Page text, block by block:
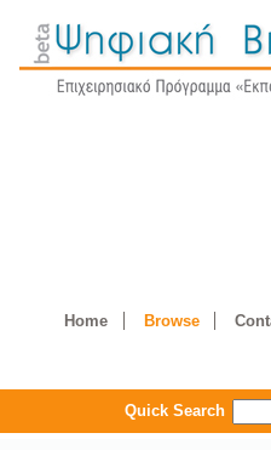
Home Browse
Quick Search